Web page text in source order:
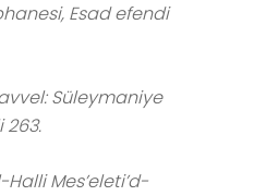
Esad efendi
Süleymaniye
263.
Halli Mes’eleti’d-